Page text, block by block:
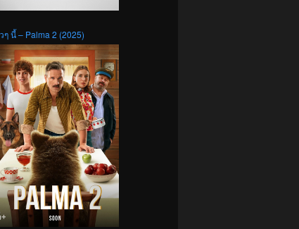
วๆ นี้ – Palma 2 (2025)